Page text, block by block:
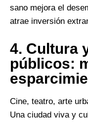
sano mejora el
atrae inversión
4. Cultura
públicos:
Cine, teatro, arte
Una ciudad viva y